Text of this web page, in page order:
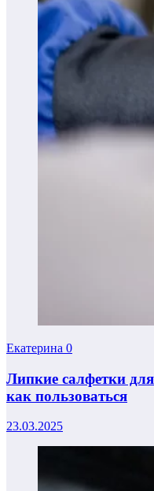
Екатерина 0
Липкие салфетки
как пользоваться
23.03.2025